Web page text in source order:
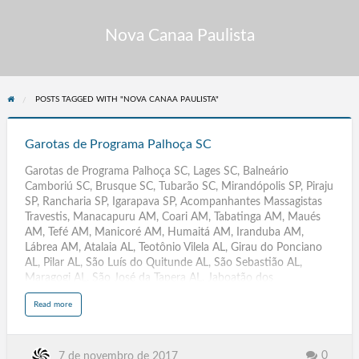
Nova Canaa Paulista
POSTS TAGGED WITH "NOVA CANAA PAULISTA"
Palhoça
Garotas de Programa Palhoça SC
Garotas de Programa Palhoça SC, Lages SC, Balneário
Camboriú SC, Brusque SC, Tubarão SC, Mirandópolis SP, Piraju
SP, Rancharia SP, Igarapava SP, Acompanhantes Massagistas
Travestis, Manacapuru AM, Coari AM, Tabatinga AM, Maués
AM, Tefé AM, Manicoré AM, Humaitá AM, Iranduba AM,
Lábrea AM, Atalaia AL, Teotônio Vilela AL, Girau do Ponciano
AL, Pilar AL, São Luís do Quitunde AL, São Sebastião AL,
Maragogi AL, São José da Tapera AL, Jaboatão dos
Guararapes, Olinda, Caruaru, Paulista, Petrolina, Cabo de Santo
Agostinho, Camaragibe, Vitória de Santo Antão, Garanhuns,
Carpina, Belo Jardim, Arcoverde, Ouricuri, Escada, Pesqueira,
Read morea
t
a
7 de novembro de 2017 0